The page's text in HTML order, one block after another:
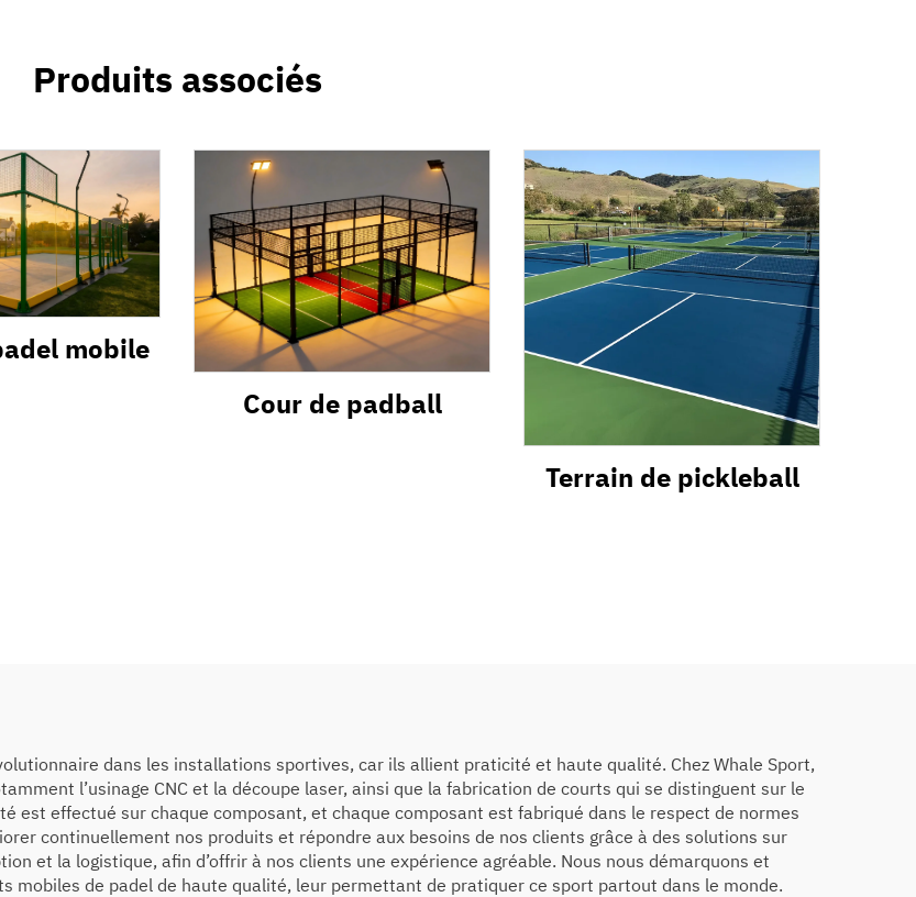
Produits associés
mobile
Cour de padball
Terrain de pickleball
dans les installations sportives, car ils allient praticité et haute qualité. Chez Whale Sport,
l’usinage CNC et la découpe laser, ainsi que la fabrication de courts qui se distinguent sur le
est effectué sur chaque composant, et chaque composant est fabriqué dans le respect de normes
continuellement nos produits et répondre aux besoins de nos clients grâce à des solutions sur
et la logistique, afin d’offrir à nos clients une expérience agréable. Nous nous démarquons et
mobiles de padel de haute qualité, leur permettant de pratiquer ce sport partout dans le monde.